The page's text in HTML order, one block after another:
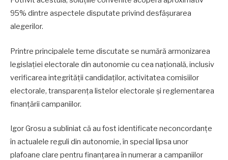
95% dintre aspectele disputate privind desfășurarea
alegerilor.
Printre principalele teme discutate se numără armonizarea
legislației electorale din autonomie cu cea națională, inclusiv
verificarea integrității candidaților, activitatea comisiilor
electorale, transparența listelor electorale și reglementarea
finanțării campaniilor.
Igor Grosu a subliniat că au fost identificate neconcordanțe
în actualele reguli din autonomie, în special lipsa unor
plafoane clare pentru finanțarea în numerar a campaniilor